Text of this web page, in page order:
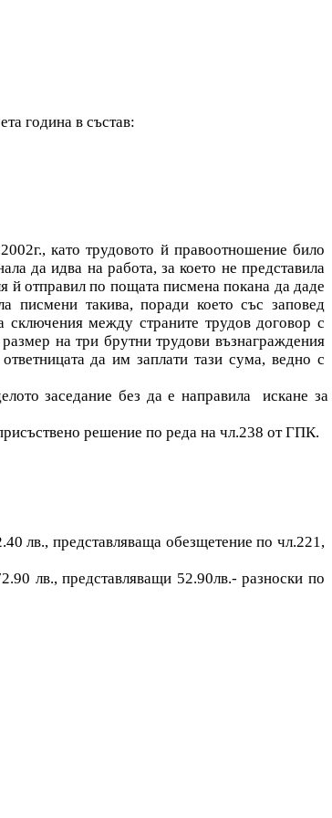
година в състав:
като трудовото й правоотношение било
да идва на работа, за което не представила
й отправил по пощата писмена покана да даде
писмени такива, поради което със заповед
сключения между страните трудов договор с
на три брутни трудови възнаграждения
да им заплати тази сума, ведно с
заседание без да е направила
искане за
решение по реда на чл.238 от ГПК.
представляваща обезщетение по чл.221,
представляващи 52.90лв.- разноски по